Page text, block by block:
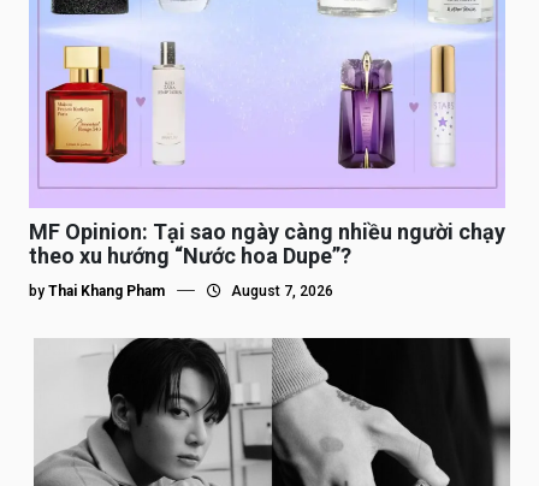
MF Opinion: Tại sao ngày càng nhiều người chạy
theo xu hướng “Nước hoa Dupe”?
by Thai Khang Pham August 7, 2026